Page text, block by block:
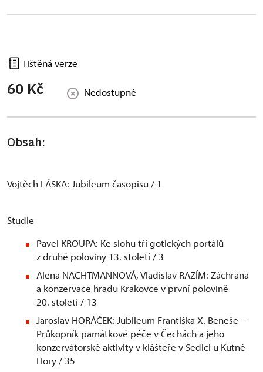
Tištěná verze
60 Kč Nedostupné
Obsah:
Vojtěch LÁSKA: Jubileum časopisu / 1
Studie
Pavel KROUPA: Ke slohu tří gotických portálů
z druhé poloviny 13. století / 3
Alena NACHTMANNOVÁ, Vladislav RAZÍM: Záchrana
a konzervace hradu Krakovce v první polovině
20. století / 13
Jaroslav HORÁČEK: Jubileum Františka X. Beneše –
Průkopník památkové péče v Čechách a jeho
konzervátorské aktivity v klášteře v Sedlci u Kutné
Hory / 35